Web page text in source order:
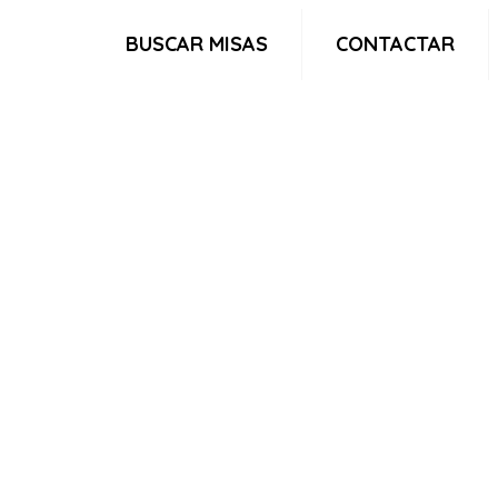
BUSCAR MISAS CONTACTAR